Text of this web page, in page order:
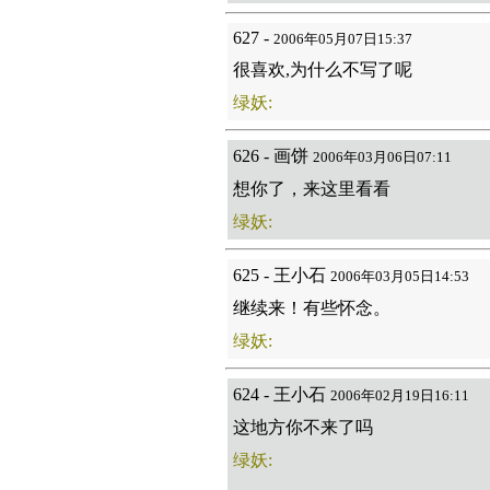
627 - 2006年05月07日15:37
很喜欢,为什么不写了呢
绿妖:
626 - 画饼 2006年03月06日07:11
想你了，来这里看看
绿妖:
625 - 王小石 2006年03月05日14:53
继续来！有些怀念。
绿妖:
624 - 王小石 2006年02月19日16:11
这地方你不来了吗
绿妖: